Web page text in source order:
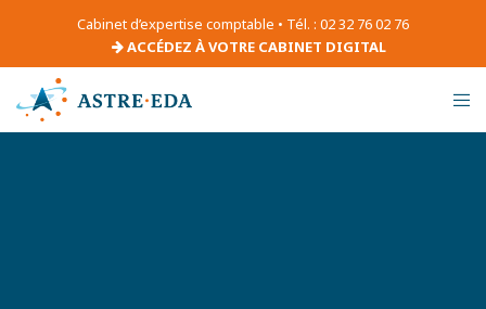
Cabinet d’expertise comptable • Tél. : 02 32 76 02 76
ACCÉDEZ À VOTRE CABINET DIGITAL